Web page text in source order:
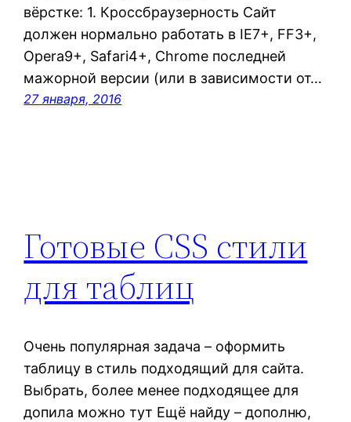
вёрстке: 1. Кроссбраузерность Сайт
должен нормально работать в IE7+, FF3+,
Opera9+, Safari4+, Chrome последней
мажорной версии (или в зависимости от…
27 января, 2016
Готовые CSS стили
для таблиц
Очень популярная задача – оформить
таблицу в стиль подходящий для сайта.
Выбрать, более менее подходящее для
допила можно тут Ещё найду – дополню,